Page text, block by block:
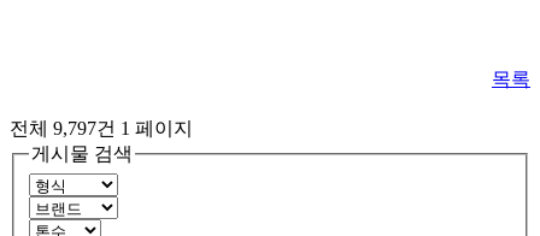
목록
전체 9,797건 1 페이지
게시물 검색